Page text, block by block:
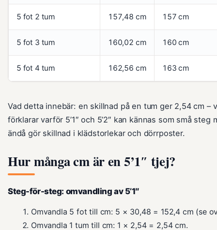
5 fot 2 tum 157,48 cm 157 cm
5 fot 3 tum 160,02 cm 160 cm
5 fot 4 tum 162,56 cm 163 cm
Vad detta innebär: en skillnad på en tum ger 2,54 cm –
förklarar varför 5’1″ och 5’2″ kan kännas som små steg
ändå gör skillnad i klädstorlekar och dörrposter.
Hur många cm är en 5’1″ tjej?
Steg-för-steg: omvandling av 5’1″
Omvandla 5 fot till cm: 5 × 30,48 = 152,4 cm (se
Omvandla 1 tum till cm: 1 × 2,54 = 2,54 cm.